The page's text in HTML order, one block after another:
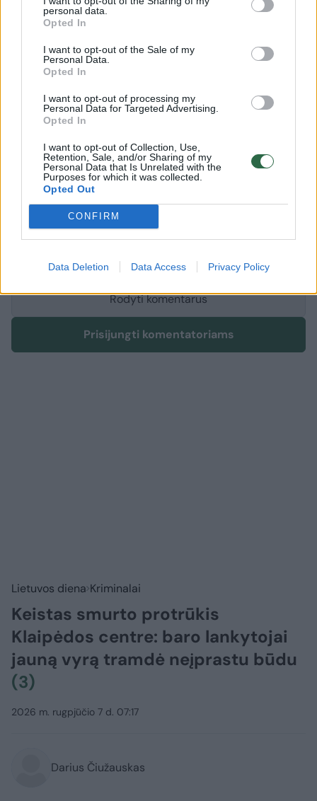
personal data.
Opted In
I want to opt-out of the Sale of my
Personal Data.
Opted In
I want to opt-out of processing my
Personal Data for Targeted Advertising.
Opted In
I want to opt-out of Collection, Use,
Retention, Sale, and/or Sharing of my
Personal Data that Is Unrelated with the
Purposes for which it was collected.
Opted Out
CONFIRM
Data Deletion Data Access Privacy Policy
akademinės bendruomenės ar švietimo
politikos nariai. Programą inicijuoja VšĮ
„Mokyklų tobulinimo centras“.
Renkuosi mokyti Jurgita Šiugždinienė Švietimo naujienos
Komentuoti po šiuo straipsniu
Komentuoti gali tik Lrytas registruoti vartotojai.
Prisijunkite prie registruotų vartotojų
Rodyti komentarus
Prisijungti komentatoriams
Lietuvos diena Kriminalai
Keistas smurto protrūkis
Klaipėdos centre: baro lankytojai
jauną vyrą tramdė neįprastu būdu
(3)
2026 m. rugpjūčio 7 d. 07:17
Darius Čiužauskas